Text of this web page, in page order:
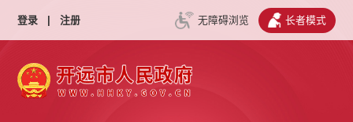
登录 | 注册 无障碍浏览 长者模式